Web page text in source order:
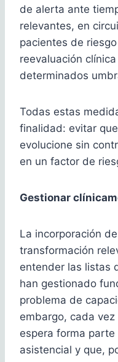
de alerta ante
relevantes, en
pacientes de
reevaluación
determinados
Todas estas
finalidad: evitar
evolucione sin
en un factor de
Gestionar
La incorporación
transformación
entender las listas
han gestionado
problema de
embargo, cada
espera forma
asistencial y que,